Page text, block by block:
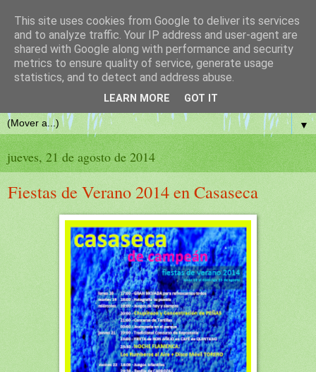
El blog de casaseca.es
Viajeros, seguid al día las novedades de Casaseca de Campeán,
▼
jueves, 21 de agosto de 2014
Fiestas de Verano 2014 en Casaseca
This site uses cookies from Google to deliver its services
and to analyze traffic. Your IP address and user-agent are
shared with Google along with performance and security
metrics to ensure quality of service, generate usage
statistics, and to detect and address abuse.
LEARN MORE GOT IT